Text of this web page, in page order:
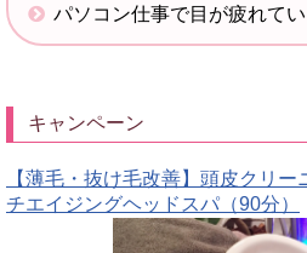
パソコン仕事で目が疲れてい
キャンペーン
【薄毛・抜け毛改善】頭皮クリ
チエイジングヘッドスパ（90分）